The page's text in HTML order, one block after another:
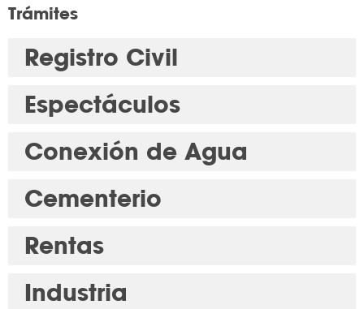
Trámites
Registro Civil
Espectáculos
Conexión de Agua
Cementerio
Rentas
Industria